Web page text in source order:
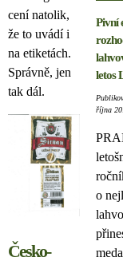
cení natolik,
že to uvádí i
na etiketách.
Správně, jen
tak dál.
Česko-
Pivní
letos
října
o